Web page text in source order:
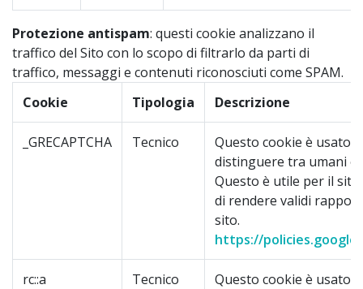
Protezione antispam: questi cookie analizzano il
traffico del Sito con lo scopo di filtrarlo da parti di
traffico, messaggi e contenuti riconosciuti come SPAM.
Cookie
Tipologia Descrizione
_GRECAPTCHA Tecnico
Questo cookie è usato
distinguere tra umani e
Questo è utile per il sito
di rendere validi
sito.
https://
rc::a Tecnico
Questo cookie è usato